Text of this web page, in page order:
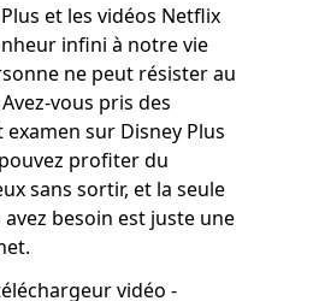
et les vidéos Netflix
infini à notre vie
ne peut résister au
vous pris des
sur Disney Plus
profiter du
sans sortir, et la seule
besoin est juste une
vidéo -